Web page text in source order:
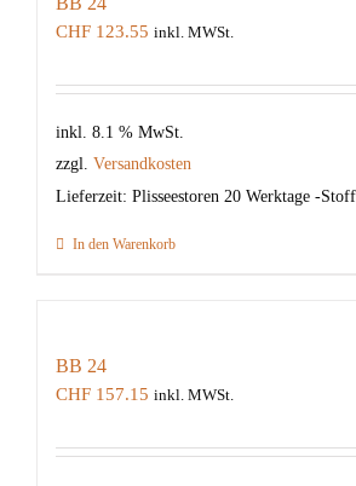
CHF 123.55 inkl. MWSt.
inkl. 8.1 % MwSt.
zzgl. Versandkosten
Lieferzeit: Plisseestoren 20 Werktage -
In den Warenkorb
BB 24
CHF 157.15 inkl. MWSt.